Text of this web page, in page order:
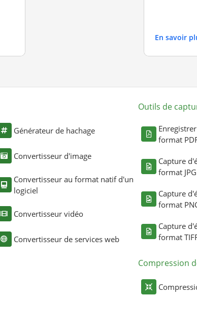
En savoir
Générateur de hachage
Convertisseur d'image
Convertisseur au format natif d'un
logiciel
Convertisseur vidéo
Convertisseur de services web
Outils de
format
Capture
format JPG
Capture
format
Capture
format
Compression